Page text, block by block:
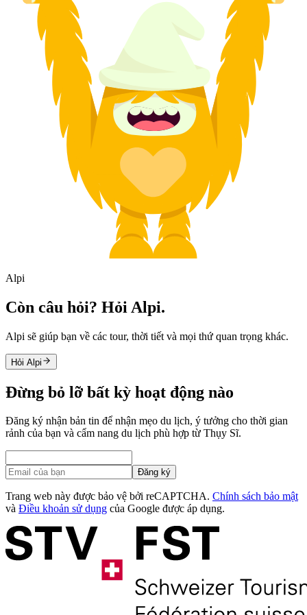
Alpi
Còn câu hỏi? Hỏi Alpi.
Alpi sẽ giúp bạn về các tour, thời tiết và mọi thứ quan trọng khác.
Hỏi Alpi
Đừng bỏ lỡ bất kỳ hoạt động nào
Đăng ký nhận bản tin để nhận mẹo du lịch, ý tưởng cho thời gian
rảnh của bạn và cẩm nang du lịch phù hợp từ Thụy Sĩ.
Đăng ký
Trang web này được bảo vệ bởi reCAPTCHA. Chính sách bảo mật
và Điều khoản sử dụng của Google được áp dụng.